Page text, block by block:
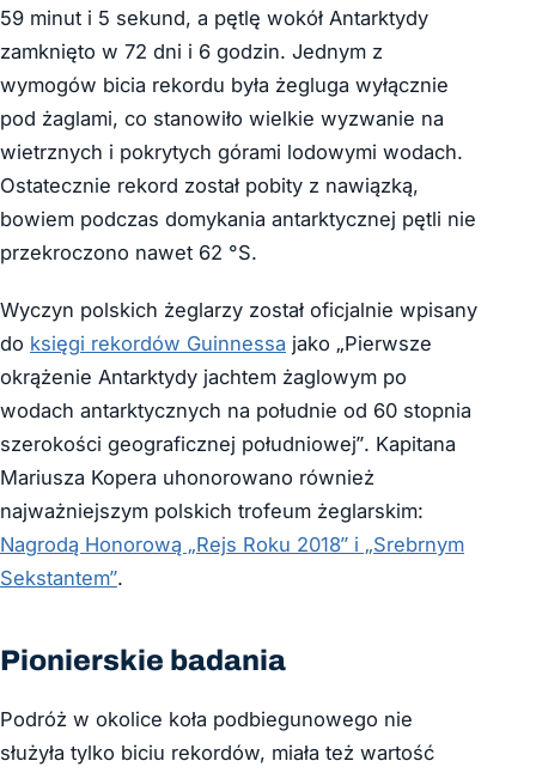
59 minut i 5 sekund, a pętlę wokół Antarktydy
zamknięto w 72 dni i 6 godzin. Jednym z
wymogów bicia rekordu była żegluga wyłącznie
pod żaglami, co stanowiło wielkie wyzwanie na
wietrznych i pokrytych górami lodowymi wodach.
Ostatecznie rekord został pobity z nawiązką,
bowiem podczas domykania antarktycznej pętli nie
przekroczono nawet 62 °S.
Wyczyn polskich żeglarzy został oficjalnie wpisany
do księgi rekordów Guinnessa jako „Pierwsze
okrążenie Antarktydy jachtem żaglowym po
wodach antarktycznych na południe od 60 stopnia
szerokości geograficznej południowej”. Kapitana
Mariusza Kopera uhonorowano również
najważniejszym polskich trofeum żeglarskim:
Nagrodą Honorową „Rejs Roku 2018” i „Srebrnym
Sekstantem”.
Pionierskie badania
Podróż w okolice koła podbiegunowego nie
służyła tylko biciu rekordów, miała też wartość